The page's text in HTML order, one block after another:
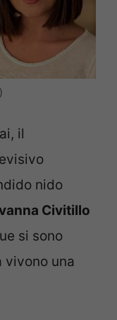
il
nido
Civitillo
si sono
vivono una